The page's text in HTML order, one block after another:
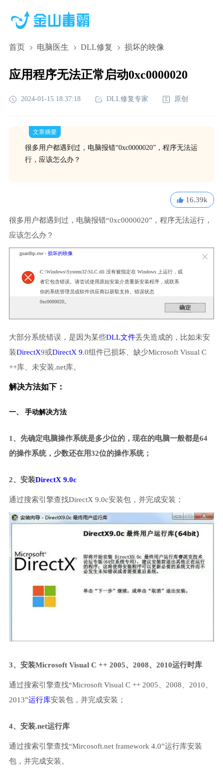
首页 电脑医生 DLL修复 损坏的映像
应用程序无法正常启动0xc0000020
2024-01-15 18:37:18 DLL修复专家 原创
文章摘要
很多用户都遇到过，电脑报错“0xc0000020”，程序无法运
行，应该怎么办？
16.39k
很多用户都遇到过，电脑报错“0xc0000020”，程序无法运行，
应该怎么办？
guardhp.exe - 损坏的映像
C:\Windows\System32\SLC.dll 没有被指定在 Windows 上运行，或
者它包含错误。请尝试使用原始安装介质重新安装程序，或联系
你的系统管理员或软件供应商以获取支持。错误状态
0xc0000020。
大部分系统错误，是因为某些DLL文件丢失造成的，比如未安
装DirectX9或DirectX 9.0组件已损坏、缺少Microsoft Visual C
++库、未安装.net库。
解决方法如下：
一、 手动解决方法
1、先确定电脑操作系统是多少位的，现在的电脑一般都是64
的操作系统，少数还在用32位的操作系统；
2、安装DirectX 9.0c
通过搜索引擎查找DirectX 9.0c安装包，并完成安装；
3、安装Microsoft Visual C ++ 2005、2008、2010运行时库
通过搜索引擎查找“Microsoft Visual C ++ 2005、2008、2010、
2013”运行库安装包，并完成安装；
4、安装.net运行库
通过搜索引擎查找“Mircosoft.net framework 4.0”运行库安装
包，并完成安装。